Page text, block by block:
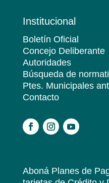
Institucional
Boletín Oficial
Concejo Deliberante
Autoridades
Búsqueda de
Ptes. Municipales
Contacto
Aboná Planes de